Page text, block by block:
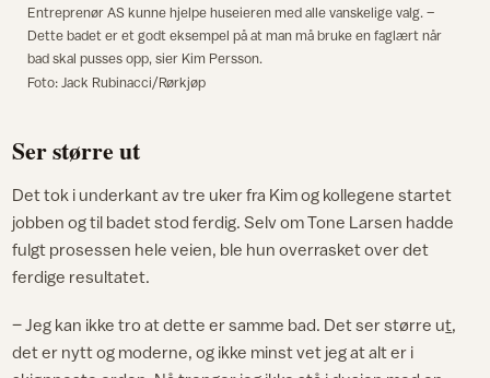
Entreprenør AS kunne hjelpe huseieren med alle vanskelige valg. –
Dette badet er et godt eksempel på at man må bruke en faglært når
bad skal pusses opp, sier Kim Persson.
Foto: Jack Rubinacci/Rørkjøp
Ser større ut
Det tok i underkant av tre uker fra Kim og kollegene startet
jobben og til badet stod ferdig. Selv om Tone Larsen hadde
fulgt prosessen hele veien, ble hun overrasket over det
ferdige resultatet.
– Jeg kan ikke tro at dette er samme bad. Det ser større ut
det er nytt og moderne, og ikke minst vet jeg at alt er i